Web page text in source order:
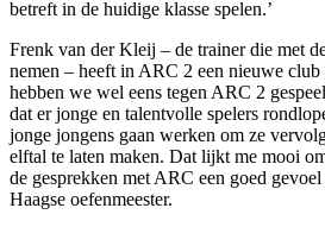
betreft in de huidige klasse spelen.’
Frenk van der Kleij – de trainer die met
nemen – heeft in ARC 2 een nieuwe
hebben we wel eens tegen ARC 2
dat er jonge en talentvolle spelers
jonge jongens gaan werken om ze
elftal te laten maken. Dat lijkt me mooi
de gesprekken met ARC een goed
Haagse oefenmeester.